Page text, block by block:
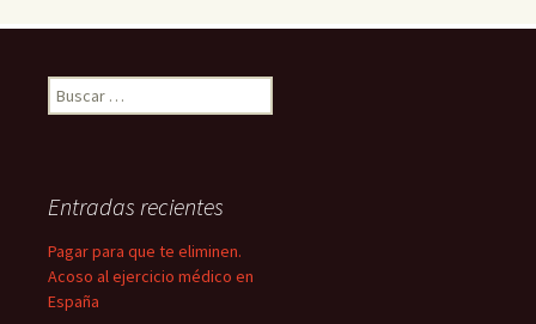
Buscar:
Entradas recientes
Pagar para que te eliminen.
Acoso al ejercicio médico en
España